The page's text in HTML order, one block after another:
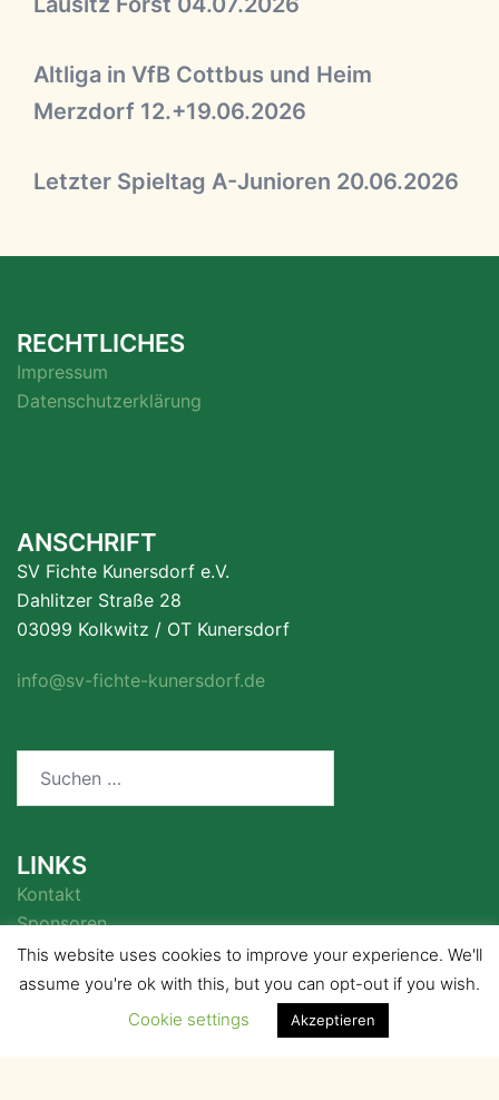
Altliga in VfB Cottbus und Heim
Merzdorf 12.+19.06.2026
Letzter Spieltag A-Junioren 20.06.2026
RECHTLICHES
Impressum
Datenschutzerklärung
ANSCHRIFT
SV Fichte Kunersdorf e.V.
Dahlitzer Straße 28
03099 Kolkwitz / OT Kunersdorf
info@sv-fichte-kunersdorf.de
nach:
LINKS
Kontakt
Sponsoren
This website uses cookies to improve your experience. We'll
assume you're ok with this, but you can opt-out if you wish.
Cookie settings
Akzeptieren